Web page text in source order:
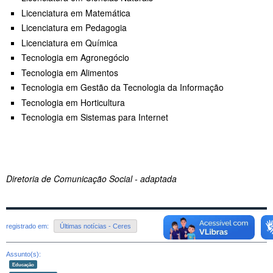
Licenciatura em Matemática
Licenciatura em Pedagogia
Licenciatura em Química
Tecnologia em Agronegócio
Tecnologia em Alimentos
Tecnologia em Gestão da Tecnologia da Informação
Tecnologia em Horticultura
Tecnologia em Sistemas para Internet
Diretoria de Comunicação Social - adaptada
registrado em: Últimas notícias - Ceres
Assunto(s):
Educação